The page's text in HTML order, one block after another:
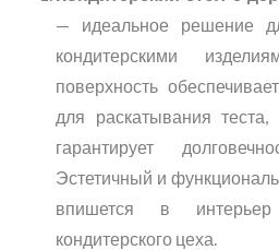
— идеальное решение
кондитерскими
поверхность
для раскатывания
гарантирует
Эстетичный и
впишется в
кондитерского цеха.